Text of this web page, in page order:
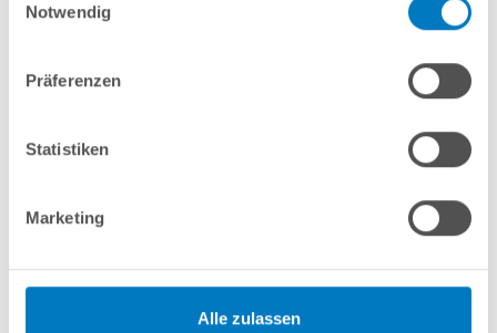
Notwendig
Präferenzen
Statistiken
Marketing
Alle zulassen
Vergleichen Merken
Fragen? Wir helfen Ihnen gerne weiter:
Anfrageformular
Produktbeschreibung